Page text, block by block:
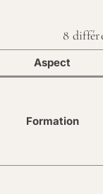
8
Aspect
Formation